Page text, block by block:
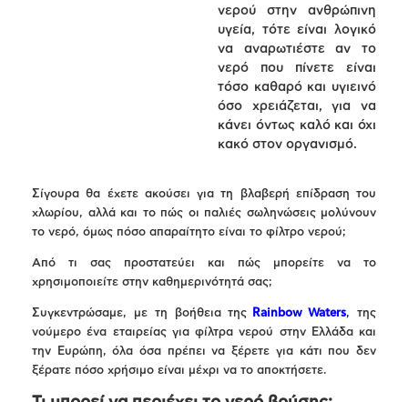
νερού στην ανθρώπινη
υγεία, τότε είναι λογικό
να αναρωτιέστε αν το
νερό που πίνετε είναι
τόσο καθαρό και υγιεινό
όσο χρειάζεται, για να
κάνει όντως καλό και όχι
κακό στον οργανισμό.
Σίγουρα θα έχετε ακούσει για τη βλαβερή επίδραση του
χλωρίου, αλλά και το πώς οι παλιές σωληνώσεις μολύνουν
το νερό, όμως πόσο απαραίτητο είναι το φίλτρο νερού;
Από τι σας προστατεύει και πώς μπορείτε να το
χρησιμοποιείτε στην καθημερινότητά σας;
Συγκεντρώσαμε, με τη βοήθεια της Rainbow Waters, της
νούμερο ένα εταιρείας για φίλτρα νερού στην Ελλάδα και
την Ευρώπη, όλα όσα πρέπει να ξέρετε για κάτι που δεν
ξέρατε πόσο χρήσιμο είναι μέχρι να το αποκτήσετε.